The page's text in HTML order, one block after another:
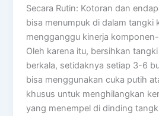
Secara Rutin: Kotoran dan
bisa menumpuk di dalam tangki
mengganggu kinerja
Oleh karena itu, bersihkan
berkala, setidaknya setiap 3-6
bisa menggunakan cuka putih
khusus untuk menghilangkan
yang menempel di dinding